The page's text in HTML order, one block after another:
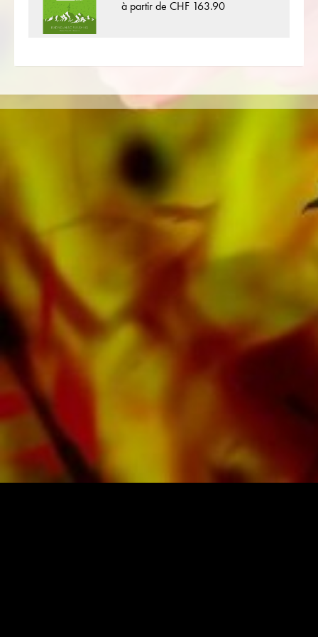
Fernie plus de 100 compositeurs et arrangeurs
travaillent pour la maison d'édition musicale
d'Harmonie vous trouverez également de la
Band, Orchestre d'Harmonie, Orchestre
Juniors, Ensemble de cuivres, Ensemble à vent,
Orchestre Symphonique aussi bien que CDs et
Éducation musicale. Une grande partie de la
de premier plan telles que le Black Dyke
Band, le Cory Band, le Brighouse & Rastrick
Band ou l'Oberaargauer Brass Band a été
enregistrée sur Obrasso Records. Tous les
supports sonores sont également disponibles
numériquement sur les portails populaires
d'Apple, d'Amazon, de Google, de Spotify et
d'autres fournisseurs du monde entier.
Toutes les partitions d'Obrasso sont produites
lettres légèrement jaunâtre offre un bon
contraste et est agréable pour les yeux dans
des conditions d'éclairage difficiles. La
livraison aux clients privés dans le monde
entier est gratuite. Commandez dès maintenant
votre partition directement auprès d'Obrasso
à partir de CHF 163.90